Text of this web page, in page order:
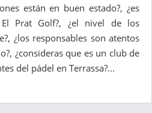
están en buen estado?, ¿es
Prat Golf?, ¿el nivel de los
¿los responsables son atentos
¿consideras que es un club de
del pádel en Terrassa?...